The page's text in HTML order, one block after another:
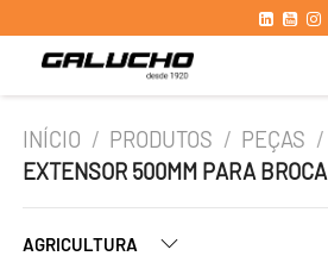
INÍCIO / PRODUTOS / PEÇAS /
EXTENSOR 500MM PARA BROCA
AGRICULTURA